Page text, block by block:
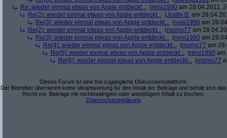
Re: wieder einmal etwas von Apple entdeckt... (reisi1990 am 28.04.2011,
Re(2): wieder einmal etwas von Apple entdeckt... (Justin B. am
Re(3): wieder einmal etwas von Apple entdeckt... (reisi1990 am
Re(2): wieder einmal etwas von Apple entdeckt... (momo77 am
Re(3): wieder einmal etwas von Apple entdeckt... (reisi1990 am
Re(4): wieder einmal etwas von Apple entdeckt... (momo77 am
Re(5): wieder einmal etwas von Apple entdeckt... (reisi1990 am
Re(6): wieder einmal etwas von Apple entdeckt... (momo77
Dieses Forum ist eine frei zugängliche Diskussionsplattform.
Der Betreiber übernimmt keine Verantwortung für den Inhalt der Beiträge und behält sich das
Recht vor, Beiträge mit rechtswidrigem oder anstößigem Inhalt zu löschen.
Datenschutzerklärung